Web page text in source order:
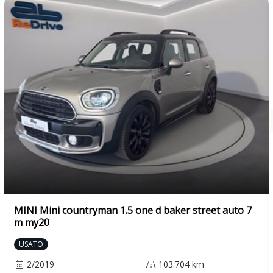
Luce interna nel vano piedi (anteriore)
Luci diune a led
Mancorrenti cromati
Mancorrenti neri
Mirror pack
Msr (regolazione coppia in fase di rilascio)
Paraurti con listello cromato
Piano di copertura vano bagagli regolabile su 2 livelli
Pomello del cambio in pelle
Predisposizione isofix anche per seggiolini i-size (dispositivo per il
fissaggio di 2 seggiolini) e ancoraggio anteriore lato passeggero
Presa di corrente 12 v anteriore
MINI Mini countryman 1.5 one d baker street auto 7
m my20
USATO
2/2019
103.704 km